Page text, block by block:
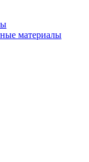
материалы